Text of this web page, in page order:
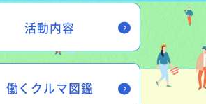
活動内容
働くクルマ図鑑